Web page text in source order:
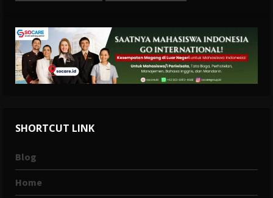
SHORTCUT LINK
Blog
Home